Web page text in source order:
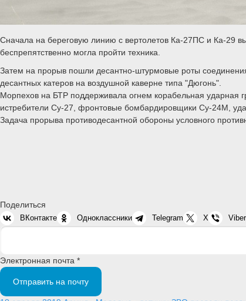
Сначала на береговую линию с вертолетов Ка-27ПС и Ка-29
беспрепятственно могла пройти техника.
Затем на прорыв пошли десантно-штурмовые роты
десантных катеров на воздушной каверне типа "Дюгонь".
Морпехов на БТР поддерживала огнем корабельная ударная
истребители Су-27, фронтовые бомбардировщики Су-24М,
Задача прорыва противодесантной обороны условного
Поделиться
ВКонтакте Одноклассники Telegram X Viber
Электронная почта *
Отправить на почту